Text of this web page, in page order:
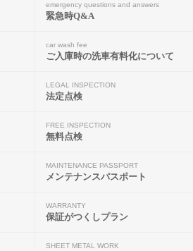
emergency questions and answers
緊急時Q&A
car wash fee
ご入庫時の洗車有料化について
LEGAL INSPECTION
法定点検
FREE INSPECTION
無料点検
MAINTENANCE PASSPORT
メンテナンスパスポート
WARRANTY
保証がつくしプラン
SHEET METAL WORK